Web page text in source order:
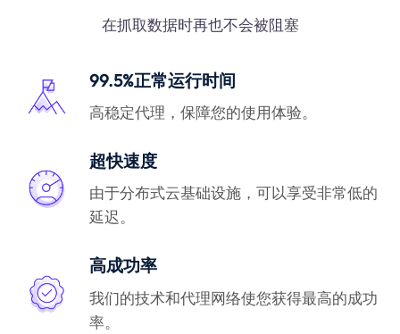
在抓取数据时再也不会被阻塞
99.5%正常运行时间
高稳定代理，保障您的使用体验。
超快速度
由于分布式云基础设施，可以享受非常低的
延迟。
高成功率
我们的技术和代理网络使您获得最高的成功
率。